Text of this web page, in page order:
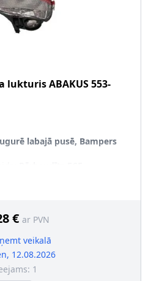
lukturisABAKUS553-
labajā pusē, Bampers
4002L-LD-UE
kvalificētam personālam!
€ ar PVN
veikalā
12.08.2026
1